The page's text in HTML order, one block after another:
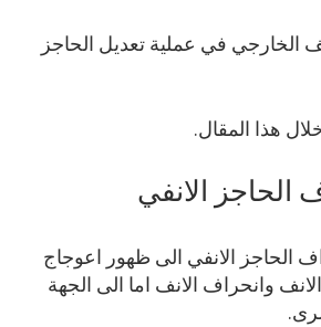
الخارجي في عملية تعديل الحاجز
هذا المقال.
الحاجز الانفي
الحاجز الانفي الى ظهور اعوجاج
وانحراف الانف اما الى الجهة